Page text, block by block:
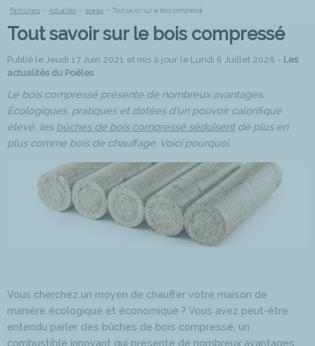
Particuliers > Actualités > poeles > Tout savoir sur le bois compressé
Tout savoir sur le bois compressé
Publié le Jeudi 17 Juin 2021 et mis à jour le Lundi 6 Juillet 2026 - Les
actualités du Poêles
Le bois compressé présente de nombreux avantages.
Écologiques, pratiques et dotées d’un pouvoir calorifique
élevé, les bûches de bois compressé séduisentde plus en
plus comme bois de chauffage. Voici pourquoi.
Vous cherchez un moyen de chauffer votre maison de
manière écologique et économique ? Vous avez peut-être
entendu parler des bûches de bois compressé, un
combustible innovant qui présente de nombreux avantages.